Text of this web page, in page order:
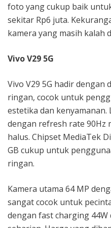
foto yang cukup baik
sekitar Rp6 juta.
kamera yang masih kalah
Vivo V29 5G
Vivo V29 5G hadir dengan
ringan, cocok untuk
estetika dan kenyamanan.
dengan refresh rate 90Hz
halus. Chipset MediaTek
GB cukup untuk
ringan.
Kamera utama 64 MP
sangat cocok untuk
dengan fast charging